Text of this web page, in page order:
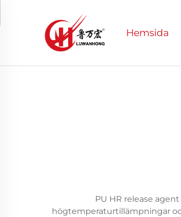
Hemsida
PU HR release
högtemperaturtillämpningar